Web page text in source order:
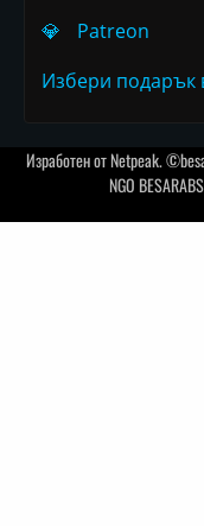
💎
Patreon
Избери подарък
Изработен отNetpeak.
NGO